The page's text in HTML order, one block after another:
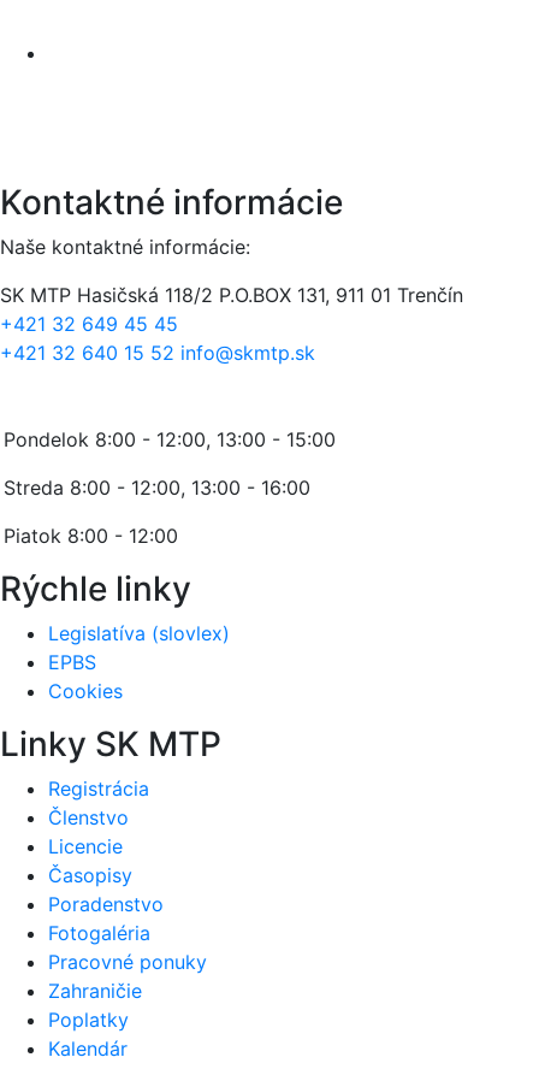
Kontaktné informácie
Naše kontaktné informácie:
SK MTP Hasičská 118/2 P.O.BOX 131, 911 01 Trenčín
+421 32 649 45 45
+421 32 640 15 52 info@skmtp.sk
Pondelok 8:00 - 12:00, 13:00 - 15:00
Streda 8:00 - 12:00, 13:00 - 16:00
Piatok 8:00 - 12:00
Rýchle linky
Legislatíva (slovlex)
EPBS
Cookies
Linky SK MTP
Registrácia
Členstvo
Licencie
Časopisy
Poradenstvo
Fotogaléria
Pracovné ponuky
Zahraničie
Poplatky
Kalendár